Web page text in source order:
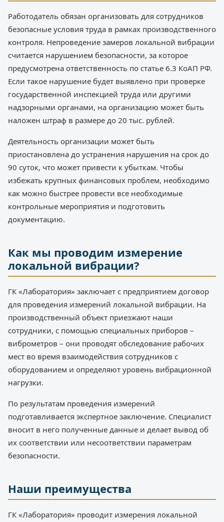
Работодатель обязан организовать для сотрудников
безопасные условия труда в рамках производственного
контроля. Непроведение замеров локальной вибрации
считается нарушением безопасности, за которое
предусмотрена ответственность по статье 6.3 КоАП РФ.
Если такое нарушение будет выявлено при проверке
государственной инспекцией труда или другими
надзорными органами, на организацию может быть
наложен штраф в размере до 20 тыс. рублей.
Деятельность организации может быть
приостановлена до устранения нарушения на срок до
90 суток, что может привести к убыткам. Чтобы
избежать крупных финансовых проблем, необходимо
как можно быстрее провести все необходимые
контрольные мероприятия и подготовить
документацию.
Как мы проводим измерение
локальной вибрации?
ГК «Лаборатория» заключает с предприятием договор
для проведения измерений локальной вибрации. На
производственный объект приезжают наши
сотрудники, с помощью специальных приборов –
виброметров – они проводят обследование рабочих
мест во время взаимодействия сотрудников с
оборудованием и определяют уровень вибрационной
нагрузки.
По результатам проведения измерений
подготавливается экспертное заключение. Специалист
вносит в него полученные данные и делает вывод об
их соответствии или несоответствии параметрам
безопасности.
Наши преимущества
ГК «Лаборатория» проводит измерения локальной